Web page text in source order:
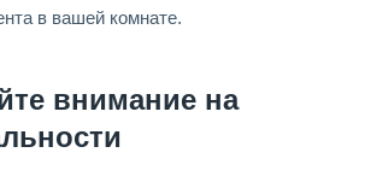
в вашей комнате.
внимание на